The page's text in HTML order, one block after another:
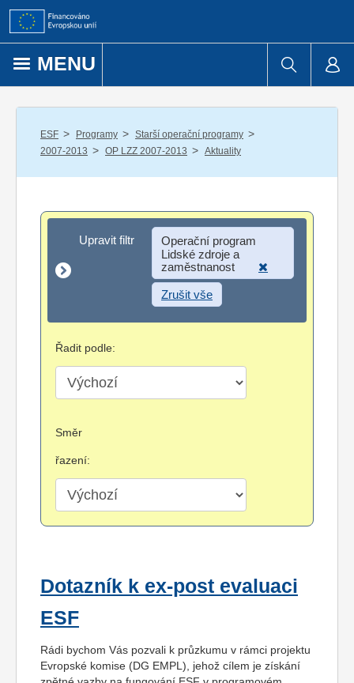
Přejít k obsahu
MENU
ESF / Programy / Starší operační programy /
2007-2013 / OP LZZ 2007-2013 / Aktuality
Upravit filtr
Upravit filtr
Operační program
Lidské zdroje a
zaměstnanost
Zrušit vše
Řadit podle:
Směr
řazení:
Dotazník k ex-post evaluaci
ESF
Rádi bychom Vás pozvali k průzkumu v rámci projektu
Evropské komise (DG EMPL), jehož cílem je získání